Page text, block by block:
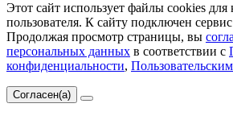
Этот сайт использует файлы cookies
пользователя. К сайту подключен сервис
Продолжая просмотр страницы, вы
персональных данных в соответствии с
конфиденциальности,
Согласен(а)